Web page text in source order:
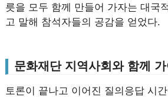
릇을 모두 함께 만들어 가자는 대국
고 말해 참석자들의 공감을 얻었다.
문화재단 지역사회와 함께
토론이 끝나고 이어진 질의응답 시